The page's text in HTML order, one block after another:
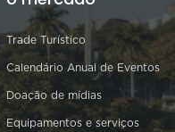
Trade Turístico
Calendário Anual de Eventos
Doação de mídias
Equipamentos e serviços